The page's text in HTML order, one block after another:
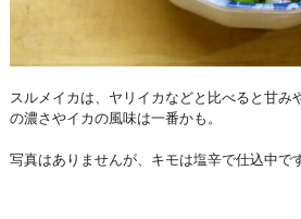
スルメイカは、ヤリイカなどと比べると甘み
の濃さやイカの風味は一番かも。
写真はありませんが、キモは塩辛で仕込中で